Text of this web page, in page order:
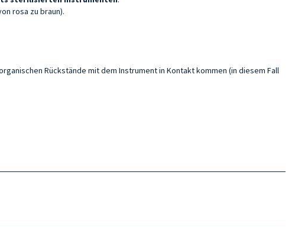
rosa zu braun).
Rückstände mit dem Instrument in Kontakt kommen (in diesem Fall